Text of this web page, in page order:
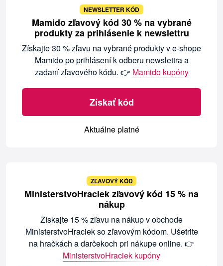
NEWSLETTER KÓD
Mamido zľavový kód 30 % na vybrané
produkty za prihlásenie k newslettru
Získajte 30 % zľavu na vybrané produkty v e-shope
Mamido po prihlásení k odberu newslettra a
zadaní zľavového kódu. 👉 Mamido kupóny
Získať kód
Aktuálne platné
ZĽAVOVÝ KÓD
MinisterstvoHraciek zľavový kód 15 % na
nákup
Získajte 15 % zľavu na nákup v obchode
MinisterstvoHraciek so zľavovým kódom. Ušetrite
na hračkách a darčekoch pri nákupe online. 👉
MinisterstvoHraciek kupóny